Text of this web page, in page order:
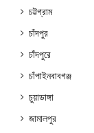
চট্টগ্রাম
চাঁদপুর
চাঁদপুরে
চাঁপাইনবাবগঞ্জ
চুয়াডাঙ্গা
জামালপুর